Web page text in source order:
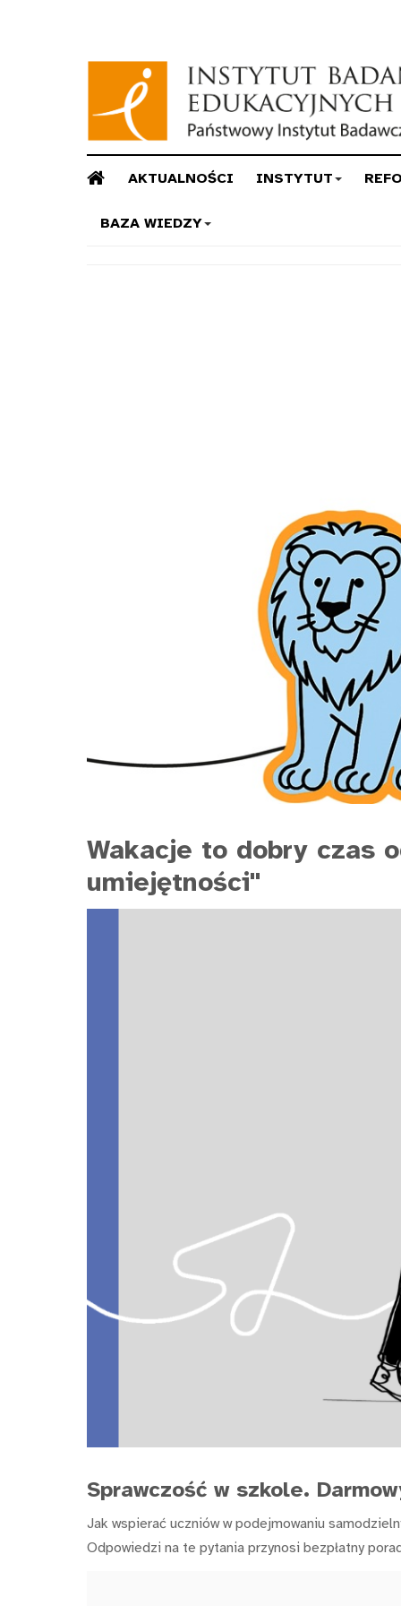
AKTUALNOŚCI INSTYTUT
BAZA WIEDZY
Wakacje to dobry czas
umiejętności"
Sprawczość w szkole.
Jak wspierać uczniów w podejmowaniu
Odpowiedzi na te pytania przynosi bezpłatny